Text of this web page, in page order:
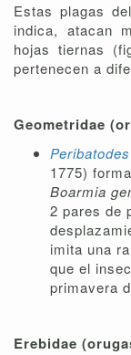
Estas plagas
indica, atacan
hojas tiernas
pertenecen a
Geometridae
1775)
Boarmia
2 pares de
imita una
que el
primavera
Erebidae